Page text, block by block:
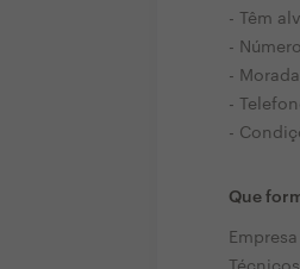
- Têm
-
-
-
-
Que